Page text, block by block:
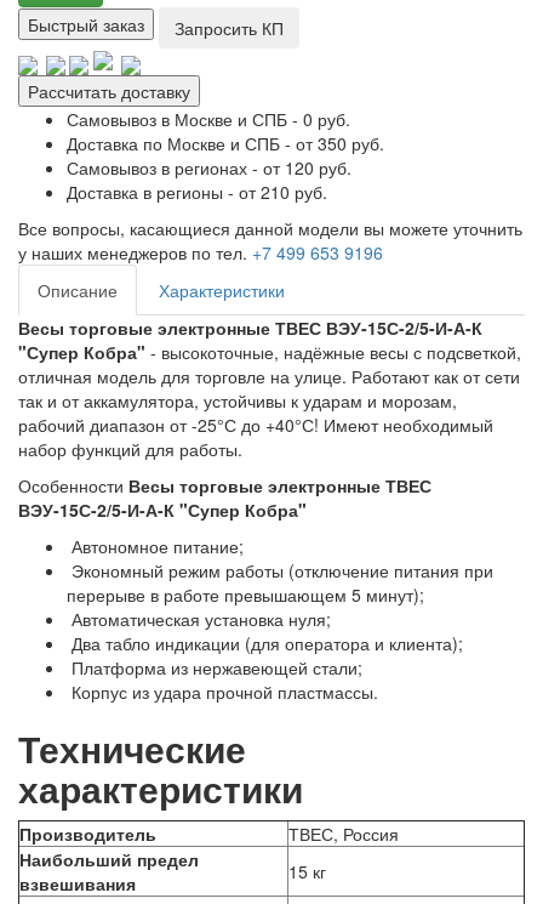
Быстрый заказ
Запросить КП
Рассчитать доставку
Самовывоз в Москве и СПБ - 0 руб.
Доставка по Москве и СПБ - от 350 руб.
Самовывоз в регионах - от 120 руб.
Доставка в регионы - от 210 руб.
Все вопросы, касающиеся данной модели вы можете уточнить
у наших менеджеров по тел. +7 499 653 9196
Описание
Характеристики
Весы торговые электронные ТВЕС ВЭУ-15С-2/5-И-А-К
"Супер Кобра" - высокоточные, надёжные весы с подсветкой,
отличная модель для торговле на улице. Работают как от сети
так и от аккамулятора, устойчивы к ударам и морозам,
рабочий диапазон от -25°С до +40°С! Имеют необходимый
набор функций для работы.
Особенности Весы торговые электронные ТВЕС
ВЭУ-15С-2/5-И-А-К "Супер Кобра"
Автономное питание;
Экономный режим работы (отключение питания при
перерыве в работе превышающем 5 минут);
Автоматическая установка нуля;
Два табло индикации (для оператора и клиента);
Платформа из нержавеющей стали;
Корпус из удара прочной пластмассы.
Технические
характеристики
Производитель
ТВЕС, Россия
Наибольший предел
взвешивания
15 кг